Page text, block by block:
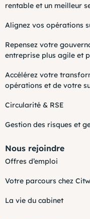
rentable et un meilleur
Alignez vos opérations
Repensez votre
entreprise plus agile et
Accélérez votre
opérations et de votre
Circularité & RSE
Gestion des risques et
Nous rejoindre
Offres d’emploi
Votre parcours chez
La vie du cabinet